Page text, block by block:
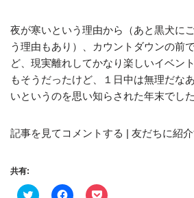
夜が寒いという理由から（あと黒犬に
う理由もあり）、カウントダウンの前
ど、現実離れしてかなり楽しいイベン
もそうだったけど、１日中は無理だな
いというのを思い知らされた年末でした
記事を見てコメントする | 友だちに紹
共有:
ク F ク